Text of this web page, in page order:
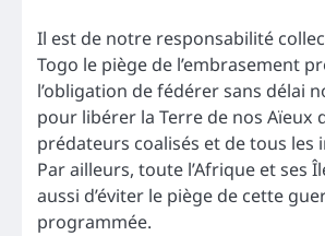
Il est de notre responsabilité
Togo le piège de l’embrasement
l’obligation de fédérer sans délai
pour libérer la Terre de nos Aïeux
prédateurs coalisés et de tous les
Par ailleurs, toute l’Afrique et ses
aussi d’éviter le piège de cette
programmée.